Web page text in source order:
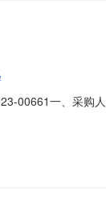
00661一、采
04月19日